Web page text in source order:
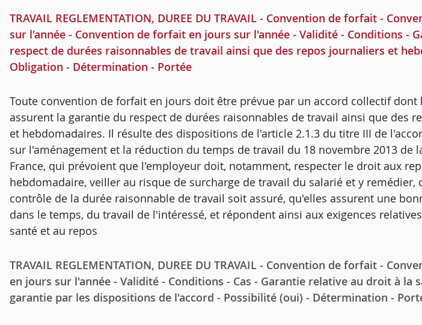
TRAVAIL REGLEMENTATION, DUREE DU TRAVAIL - Convention de forfait -
sur l'année - Convention de forfait en jours sur l'année - Validité - Conditions -
respect de durées raisonnables de travail ainsi que des repos journaliers et
Obligation - Détermination - Portée
Toute convention de forfait en jours doit être prévue par un accord collectif dont
assurent la garantie du respect de durées raisonnables de travail ainsi que des
et hebdomadaires. Il résulte des dispositions de l'article 2.1.3 du titre III de
sur l'aménagement et la réduction du temps de travail du 18 novembre 2013 de
France, qui prévoient que l'employeur doit, notamment, respecter le droit aux
hebdomadaire, veiller au risque de surcharge de travail du salarié et y remédier,
contrôle de la durée raisonnable de travail soit assuré, qu'elles assurent une
dans le temps, du travail de l'intéressé, et répondent ainsi aux exigences
santé et au repos
TRAVAIL REGLEMENTATION, DUREE DU TRAVAIL - Convention de forfait -
en jours sur l'année - Validité - Conditions - Cas - Garantie relative au droit à la
garantie par les dispositions de l'accord - Possibilité (oui) - Détermination -